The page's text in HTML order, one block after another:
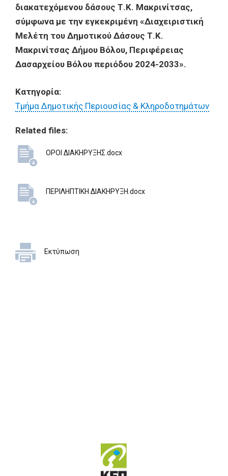
διακατεχόμενου δάσους Τ.Κ. Μακρινίτσας,
σύμφωνα με την εγκεκριμένη «Διαχειριστική
Μελέτη του Δημοτικού Δάσους Τ.Κ.
Μακρινίτσας Δήμου Βόλου, Περιφέρειας
Δασαρχείου Βόλου περιόδου 2024-2033».
Κατηγορία:
Τμήμα Δημοτικής Περιουσίας & Κληροδοτημάτων
Related files:
ΟΡΟΙ ΔΙΑΚΗΡΥΞΗΣ.docx
ΠΕΡΙΛΗΠΤΙΚΗ ΔΙΑΚΗΡΥΞΗ.docx
Εκτύπωση